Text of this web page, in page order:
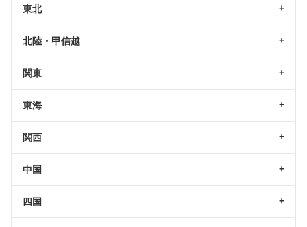
東北
北陸・甲信越
関東
東海
関西
中国
四国